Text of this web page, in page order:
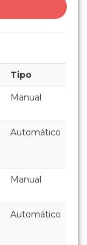
Tipo
Manual
Automático
Manual
Automático